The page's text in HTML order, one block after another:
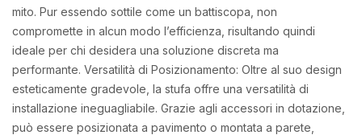
mito. Pur essendo sottile come un battiscopa, non
compromette in alcun modo l’efficienza, risultando quindi
ideale per chi desidera una soluzione discreta ma
performante. Versatilità di Posizionamento: Oltre al suo design
esteticamente gradevole, la stufa offre una versatilità di
installazione ineguagliabile. Grazie agli accessori in dotazione,
può essere posizionata a pavimento o montata a parete,